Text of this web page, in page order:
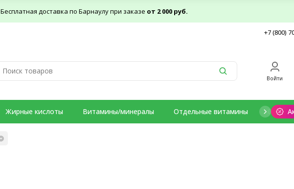
Бесплатная доставка по Барнаулу при заказе от 2 000 руб.
+7 (800)
Войти
Жирные кислоты Витамины/минералы Отдельные витамины